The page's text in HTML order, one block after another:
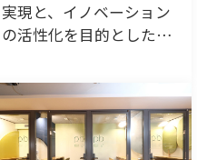
実現と、イノベーション
の活性化を目的とした新
ランドの世界観が感じら
れるおもてなし空間、音
空間演出を二人三脚で構
築。